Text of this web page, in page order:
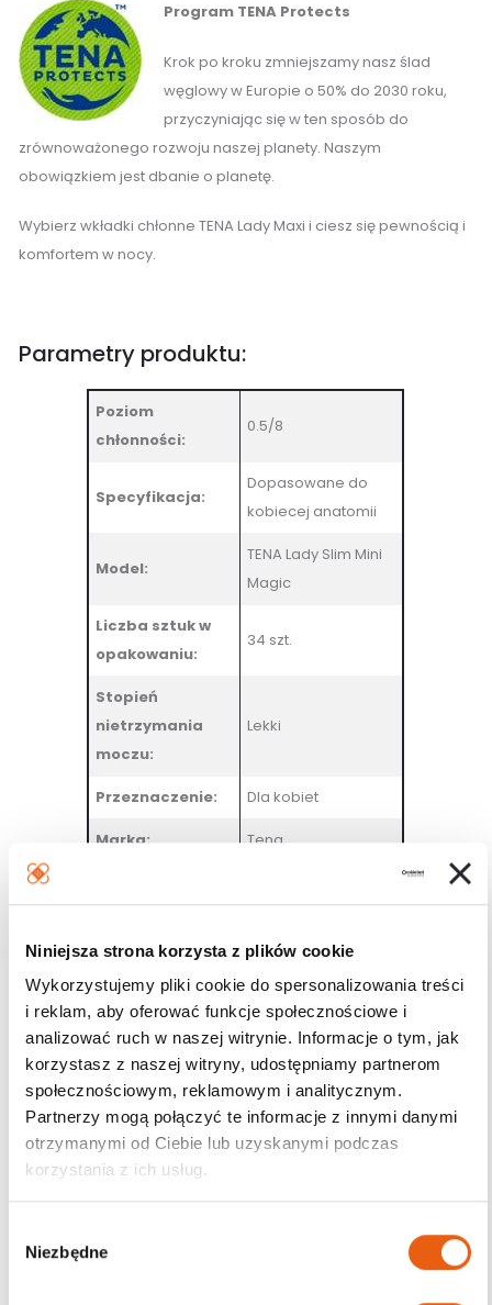
Niniejsza strona korzysta z plików cookie
Wykorzystujemy pliki cookie do spersonalizowania treści
i reklam, aby oferować funkcje społecznościowe i
analizować ruch w naszej witrynie. Informacje o tym, jak
korzystasz z naszej witryny, udostępniamy partnerom
społecznościowym, reklamowym i analitycznym.
Partnerzy mogą połączyć te informacje z innymi danymi
otrzymanymi od Ciebie lub uzyskanymi podczas
korzystania z ich usług.
Niezbędne
Program TENA Protects
Krok po kroku zmniejszamy nasz ślad
węglowy w Europie o 50% do 2030 roku,
przyczyniając się w ten sposób do
zrównoważonego rozwoju naszej planety. Naszym
obowiązkiem jest dbanie o planetę.
Wybierz wkładki chłonne TENA Lady Maxi i ciesz się pewnością i
komfortem w nocy.
Parametry produktu:
Poziom
chłonności:
0.5/8
Specyfikacja:
Dopasowane do
kobiecej anatomii
Model:
TENA Lady Slim Mini
Magic
Liczba sztuk w
opakowaniu:
34 szt.
Stopień
nietrzymania
moczu:
Lekki
Przeznaczenie: Dla kobiet
Marka: Tena